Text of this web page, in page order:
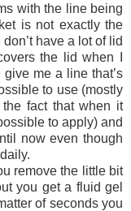
with the line being
is not exactly the
have a lot of lid
the lid when I
me a line that’s
to use (mostly
fact that when it
to apply) and
now even though
remove the little bit
you get a fluid gel
of seconds you